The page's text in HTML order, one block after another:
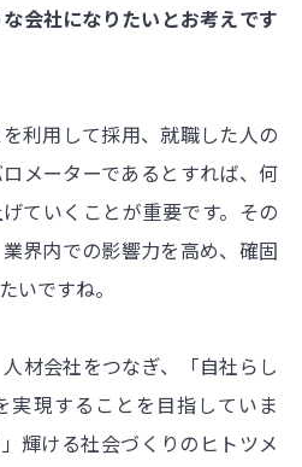
会社になりたいとお考えです
利用して採用、就職した人の
メーターであるとすれば、何
ていくことが重要です。その
界内での影響力を高め、確固
いですね。
材会社をつなぎ、「自社らし
実現することを目指していま
輝ける社会づくりのヒトツメ